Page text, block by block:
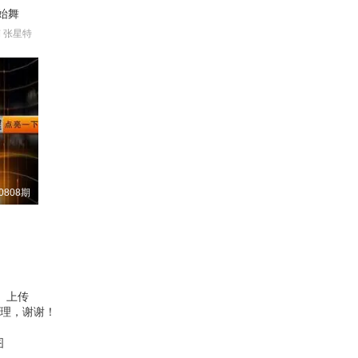
舞
张星特
期
上传
，谢谢！